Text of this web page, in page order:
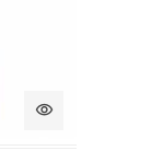
visibility